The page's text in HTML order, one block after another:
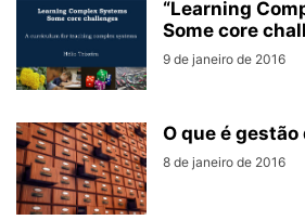
“Learning
Some core
9 de janeiro de 2016
O que é
8 de janeiro de 2016